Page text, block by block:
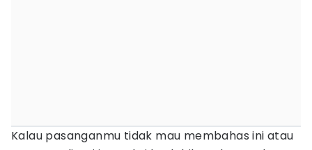
Kalau pasanganmu tidak mau membahas ini atau